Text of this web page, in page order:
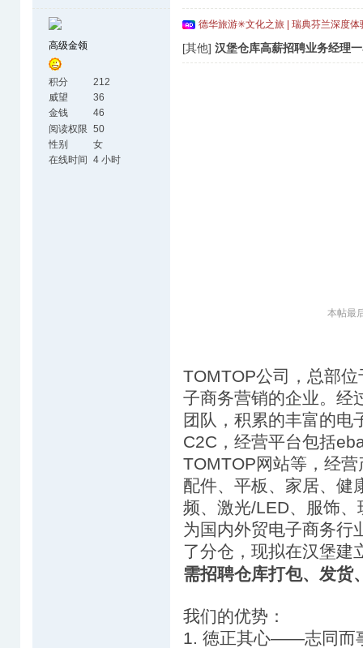
高级金领
积分
212
威望
36
金钱
46
阅读权限 50
性别
女
在线时间
4 小时
德华旅游✳文化之旅 | 瑞典芬兰深度
[其他] 汉堡仓库高薪招聘业务经理
本帖最
TOMTOP公司，总部
子商务营销的企业。经
团队，积累的丰富的电
C2C，经营平台包括
TOMTOP网站等，经
配件、平板、家居、健
频、激光/LED、服饰
为国内外贸电子商务行
了分仓，现拟在汉堡建
需招聘仓库打包、发货
我们的优势：
1. 徳正其心——志同而